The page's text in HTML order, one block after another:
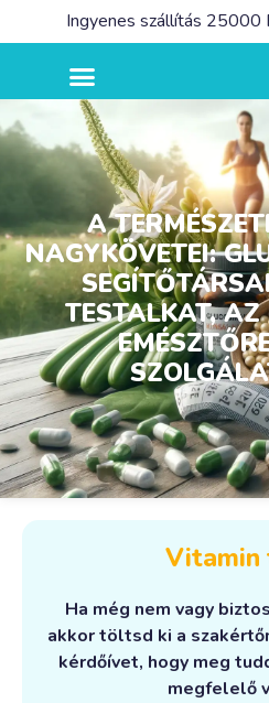
Ingyenes szállítás
A
NAGYKÖVETEI:
TESTALKAT, AZ
Vitamin
Ha még nem vagy
akkor töltsd ki a
kérdőívet, hogy meg
megfelelő